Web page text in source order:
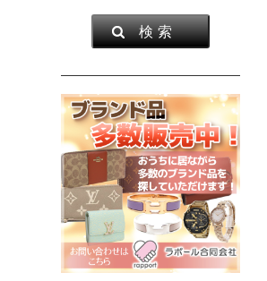
検 索